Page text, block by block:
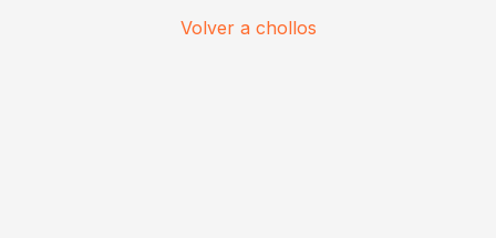
Volver a chollos